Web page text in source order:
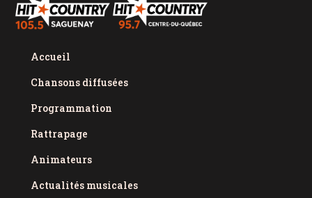
Accueil
Chansons diffusées
Programmation
Rattrapage
Animateurs
Actualités musicales